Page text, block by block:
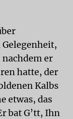
er
hatte, der
Kalbs
etwas, das
bat G’tt, Ihn